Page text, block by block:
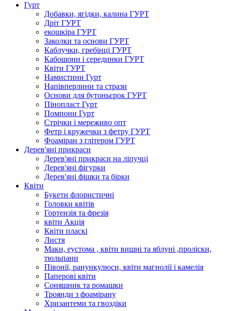
Гурт
Добавки, ягідки, калина ГУРТ
Дріт ГУРТ
екошкіра ГУРТ
Заколки та основи ГУРТ
Каблучки, гребінці ГУРТ
Кабошони і серединки ГУРТ
Квіти ГУРТ
Намистини Гурт
Напівперлини та стрази
Основи для бутоньєрок ГУРТ
Пінопласт Гурт
Помпони Гурт
Стрічки і мереживо опт
Фетр і кружечки з фетру ГУРТ
Фоаміран з глітером ГУРТ
Дерев'яні прикраси
Дерев'яні прикраси на ліпучці
Дерев'яні фігурки
Дерев'яні фішки та бірки
Квіти
Букети флористичні
Головки квітів
Гортензія та фрезія
квіти Акція
Квіти пласкі
Листя
Маки, еустома , квіти вишні та яблуні ,проліски,
тюльпани
Півонії, ранункулюси, квіти магнолії і камелія
Паперові квіти
Соняшник та ромашки
Троянди з фоамірану
Хризантеми та гвоздіки